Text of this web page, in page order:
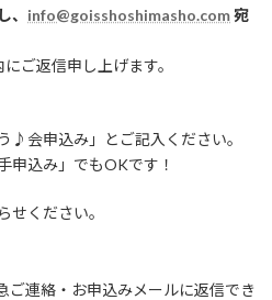
、 info@goisshoshimasho.com宛
ご返信申し上げます。
♪会申込み」とご記入ください。
申込み」でもOKです！
せください。
ご連絡・お申込みメールに返信でき